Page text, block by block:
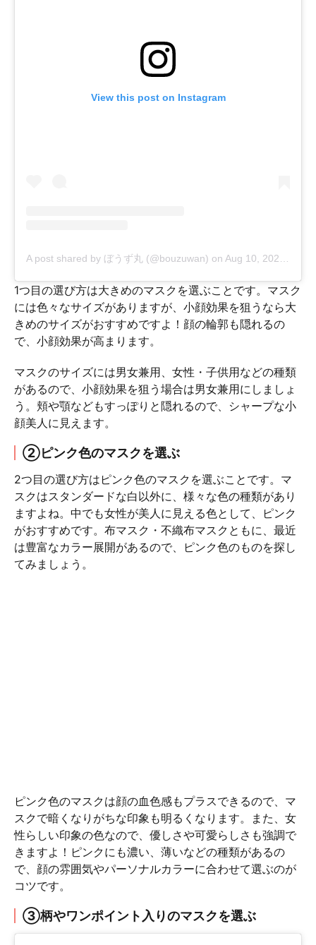
View this post on Instagram
A post shared by ぼうず丸 (@bouzuwan) on Aug 10, 2020 at 12:55am PDT
1つ目の選び方は大きめのマスクを選ぶことです。マスク
には色々なサイズがありますが、小顔効果を狙うなら大
きめのサイズがおすすめですよ！顔の輪郭も隠れるの
で、小顔効果が高まります。
マスクのサイズには男女兼用、女性・子供用などの種類
があるので、小顔効果を狙う場合は男女兼用にしましょ
う。頬や顎などもすっぽりと隠れるので、シャープな小
顔美人に見えます。
②ピンク色のマスクを選ぶ
2つ目の選び方はピンク色のマスクを選ぶことです。マ
スクはスタンダードな白以外に、様々な色の種類があり
ますよね。中でも女性が美人に見える色として、ピンク
がおすすめです。布マスク・不織布マスクともに、最近
は豊富なカラー展開があるので、ピンク色のものを探し
てみましょう。
ピンク色のマスクは顔の血色感もプラスできるので、マ
スクで暗くなりがちな印象も明るくなります。また、女
性らしい印象の色なので、優しさや可愛らしさも強調で
きますよ！ピンクにも濃い、薄いなどの種類があるの
で、顔の雰囲気やパーソナルカラーに合わせて選ぶのが
コツです。
③柄やワンポイント入りのマスクを選ぶ